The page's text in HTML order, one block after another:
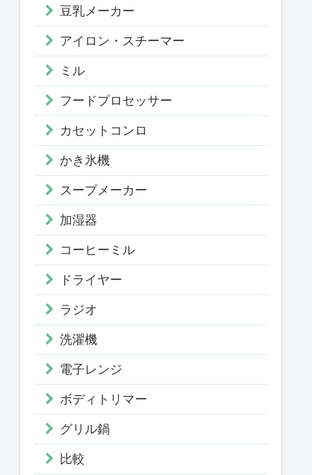
豆乳メーカー
アイロン・スチーマー
ミル
フードプロセッサー
カセットコンロ
かき氷機
スープメーカー
加湿器
コーヒーミル
ドライヤー
ラジオ
洗濯機
電子レンジ
ボディトリマー
グリル鍋
比較